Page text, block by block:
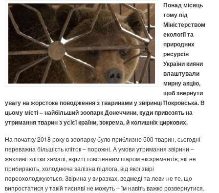
Понад місяць
тому під
Міністерством
екології та
природних
ресурсів
України кияни
влаштували
мирну акцію,
щоб звернути
увагу на жорстоке поводження з тваринами у звіринці Покровська. В
цьому місті – найбільший зоопарк Донеччини, куди привозять на
утримання тварин з усієї країни, зокрема, й колишніх циркових.
На початку 2018 року в зоопарку було приблизно 500 тварин, сьогодні
переважна більшість кліток – порожні. А умови утримання звірини –
жахливі: клітки замалі, вкриті товстенним шаром екскрементів, які не
прибирають, холоднюча залізна підлога, від якої звірі
переохолоджуються. Звірина у виразках, ведмеді та леви не те, що
випростатися у такій тисняві не можуть – їм навіть важко розвернутися.